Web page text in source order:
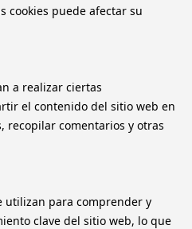
cookies puede afectar su
a realizar ciertas
el contenido del sitio web en
recopilar comentarios y otras
utilizan para comprender y
clave del sitio web, lo que